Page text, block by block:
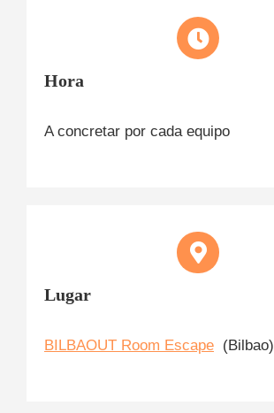
Hora
A concretar por cada equipo
Lugar
BILBAOUT Room Escape (Bilbao)